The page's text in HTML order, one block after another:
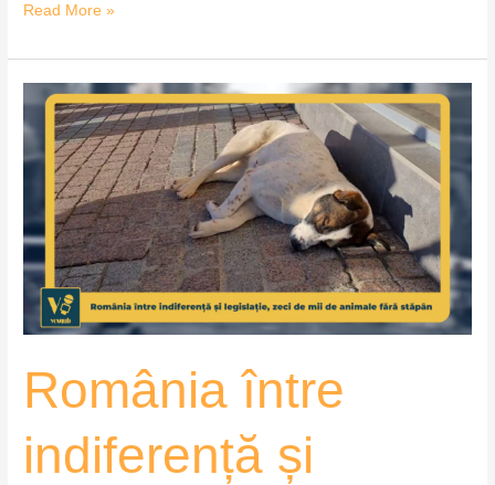
Read More »
România între
indiferență și
România
între
indiferență
legislație,
zeci
de
mii
fără
stăpân
VoxQub